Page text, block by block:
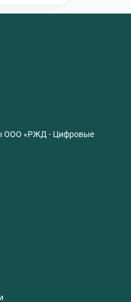
ООО «РЖД - Цифровые